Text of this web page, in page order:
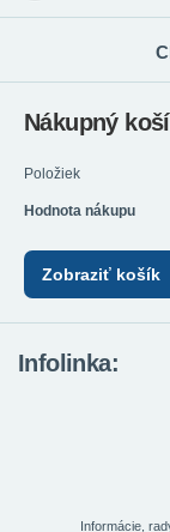
Nákupný
Položiek
Hodnota nákupu
Zobraziť košík
Infolinka:
Informácie,